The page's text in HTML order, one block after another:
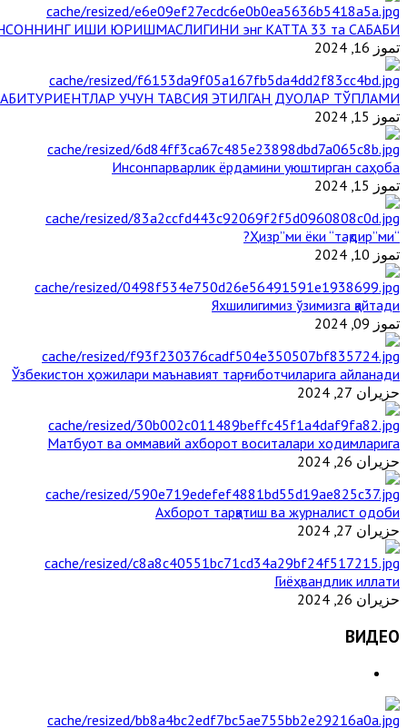
ИШИ ЮРИШМАСЛИГИНИ энг КАТТА 33 та САБАБИ
تموز 16, 2024
АБИТУРИЕНТЛАР УЧУН ТАВСИЯ ЭТИЛГАН ДУОЛАР ТЎПЛАМИ
تموز 15, 2024
Инсонпарварлик ёрдамини уюштирган саҳоба
تموز 15, 2024
“Ҳизр”ми ёки “тақдир”ми?
تموز 10, 2024
Яхшилигимиз ўзимизга қайтади
تموز 09, 2024
Ўзбекистон ҳожилари маънавият тарғиботчиларига айланади
حزيران 27, 2024
Матбуот ва оммавий ахборот воситалари ходимларига
حزيران 26, 2024
Ахборот тарқатиш ва журналист одоби
حزيران 27, 2024
Гиёҳвандлик иллати
حزيران 26, 2024
ВИДЕО